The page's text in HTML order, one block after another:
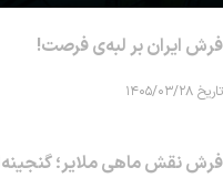
فرش ایران بر لبه‌ی فرصت!
تاریخ ۱۴۰۵/۰۳/۲۸
فرش نقش ماهی‌ ملایر؛